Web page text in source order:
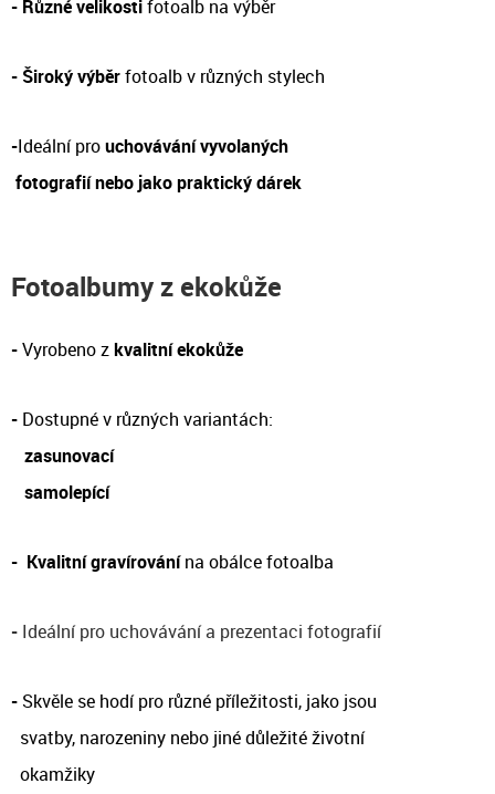
- Různé velikostifotoalb na výběr
- Široký výběrfotoalb v různých stylech
-Ideální prouchovávání vyvolaných
fotografií nebo jako praktický dárek
Fotoalbumy z ekokůže
-Vyrobeno zkvalitní ekokůže
- Dostupné v různých variantách:
zasunovací
samolepící
- Kvalitní gravírovánína obálce fotoalba
- Ideální pro uchovávání a prezentaci fotografií
- Skvěle se hodí pro různé příležitosti, jako jsou
svatby, narozeniny nebo jiné důležité životní
okamžiky